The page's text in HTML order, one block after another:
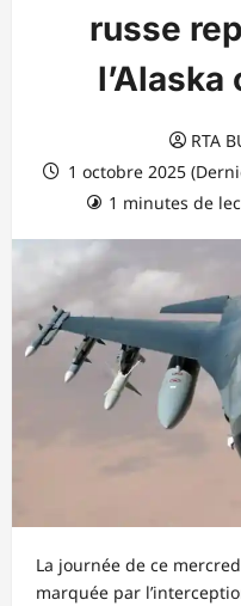
russe
RTA
1 octobre 2025
1 minutes de
La journée de ce
marquée par